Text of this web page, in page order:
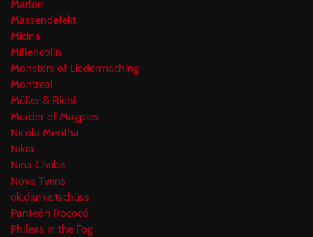
Marlon
Massendefekt
Micina
Millencolin
Monsters of Liedermaching
Montreal
Müller & Riehl
Murder of Magpies
Nicola Mentha
Nikra
Nina Chuba
Nova Twins
ok.danke.tschüss
Panteón Rococó
Phileas in the Fog